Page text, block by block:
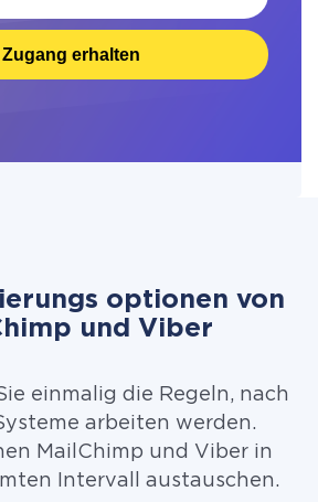
Zugang erhalten
optionen von
und Viber
einmalig die Regeln, nach
arbeiten werden.
MailChimp und Viber in
Intervall austauschen.